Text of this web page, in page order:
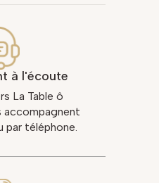
à l'écoute
La Table ô
accompagnent
par téléphone.